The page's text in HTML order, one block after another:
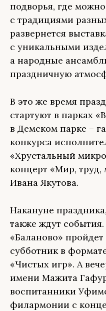
подворья, где
с традициями
развернется
с уникальными
а народные
праздничную
В это же время
стартуют в парках
в Демском парке –
конкурса
«Хрустальный
концерт «Мир,
Ивана Якутова.
Накануне
также ждут
«Баланово»
субботник в
«Чистых игр». А
имени Мажита
воспитанники
филармонии с